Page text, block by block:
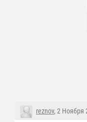
reznov, 2 Ноября